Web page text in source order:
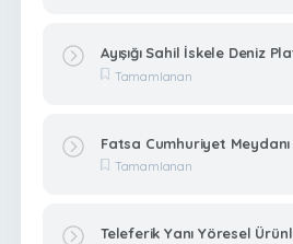
Ayışığı Sahil İskele Deniz
Tamamlanan
Fatsa Cumhuriyet
Tamamlanan
Teleferik Yanı Yöresel